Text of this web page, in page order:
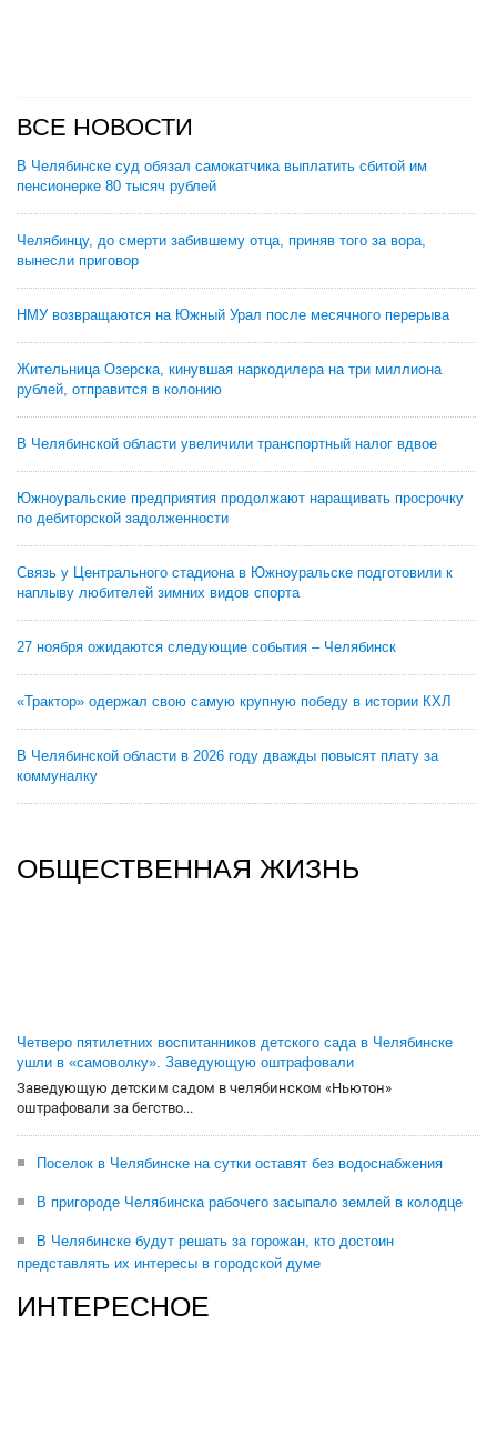
ВСЕ НОВОСТИ
В Челябинске суд обязал самокатчика выплатить сбитой им
пенсионерке 80 тысяч рублей
Челябинцу, до смерти забившему отца, приняв того за вора,
вынесли приговор
НМУ возвращаются на Южный Урал после месячного перерыва
Жительница Озерска, кинувшая наркодилера на три миллиона
рублей, отправится в колонию
В Челябинской области увеличили транспортный налог вдвое
Южноуральские предприятия продолжают наращивать просрочку
по дебиторской задолженности
Связь у Центрального стадиона в Южноуральске подготовили к
наплыву любителей зимних видов спорта
27 ноября ожидаются следующие события – Челябинск
«Трактор» одержал свою самую крупную победу в истории КХЛ
В Челябинской области в 2026 году дважды повысят плату за
коммуналку
ОБЩЕСТВЕННАЯ ЖИЗНЬ
Четверо пятилетних воспитанников детского сада в Челябинске
ушли в «самоволку». Заведующую оштрафовали
Заведующую детским садом в челябинском «Ньютон»
оштрафовали за бегство...
Поселок в Челябинске на сутки оставят без водоснабжения
В пригороде Челябинска рабочего засыпало землей в колодце
В Челябинске будут решать за горожан, кто достоин
представлять их интересы в городской думе
ИНТЕРЕСНОЕ